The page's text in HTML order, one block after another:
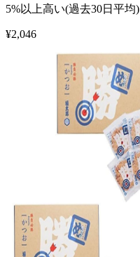
5%以上高い(過去30日平均)
¥2,046